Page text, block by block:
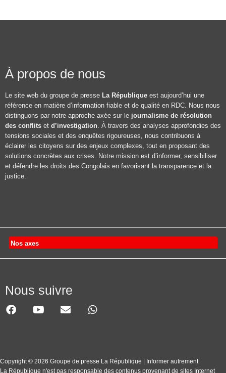
À propos de nous
Le site web du groupe de presse La République est aujourd’hui une
référence en matière d’information fiable et de qualité en RDC. Nous nous
distinguons par notre approche axée sur le journalisme de résolution
des conflits et d’investigation. À travers des analyses approfondies des
tensions sociales et des enquêtes rigoureuses, nous contribuons à
éclairer les citoyens sur des enjeux complexes, tout en proposant des
solutions concrètes aux crises. Notre mission est d’informer, sensibiliser
et défendre les droits des Congolais en favorisant la transparence et la
justice.
Nos axes
Nous suivre
Copyright © 2026 Groupe de presse La République | Informer autrement
La République n'est pas responsable des contenus provenant de sites Internet